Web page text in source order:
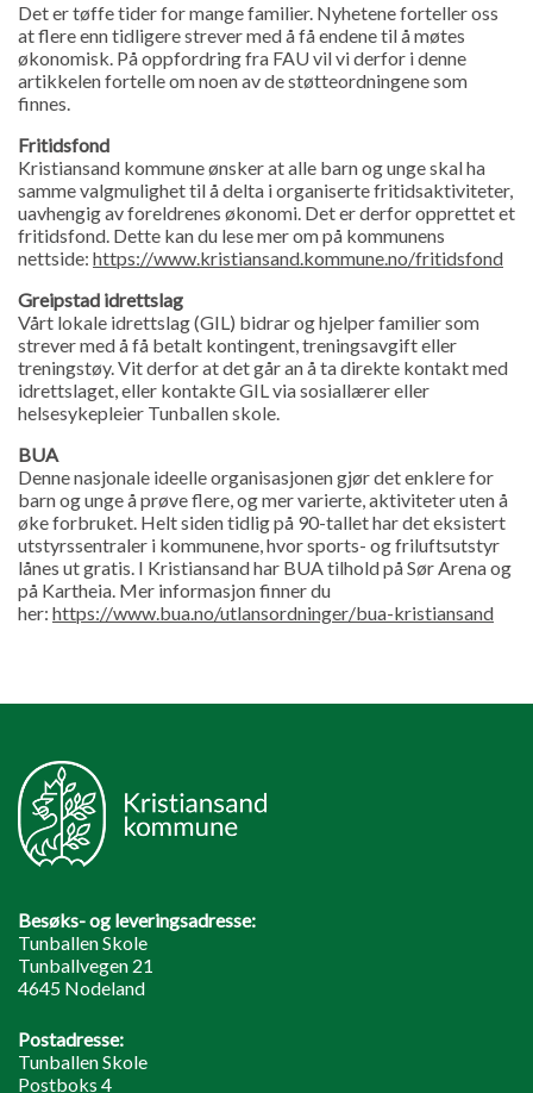
Det er tøffe tider for mange familier. Nyhetene forteller oss
at flere enn tidligere strever med å få endene til å møtes
økonomisk. På oppfordring fra FAU vil vi derfor i denne
artikkelen fortelle om noen av de støtteordningene som
finnes.
Fritidsfond
Kristiansand kommune ønsker at alle barn og unge skal ha
samme valgmulighet til å delta i organiserte fritidsaktiviteter,
uavhengig av foreldrenes økonomi. Det er derfor opprettet et
fritidsfond. Dette kan du lese mer om på kommunens
nettside: https://www.kristiansand.kommune.no/fritidsfond
Greipstad idrettslag
Vårt lokale idrettslag (GIL) bidrar og hjelper familier som
strever med å få betalt kontingent, treningsavgift eller
treningstøy. Vit derfor at det går an å ta direkte kontakt med
idrettslaget, eller kontakte GIL via sosiallærer eller
helsesykepleier Tunballen skole.
BUA
Denne nasjonale ideelle organisasjonen gjør det enklere for
barn og unge å prøve flere, og mer varierte, aktiviteter uten å
øke forbruket. Helt siden tidlig på 90-tallet har det eksistert
utstyrssentraler i kommunene, hvor sports- og friluftsutstyr
lånes ut gratis. I Kristiansand har BUA tilhold på Sør Arena og
på Kartheia. Mer informasjon finner du
her: https://www.bua.no/utlansordninger/bua-kristiansand
Besøks- og leveringsadresse:
Tunballen Skole
Tunballvegen 21
4645 Nodeland
Postadresse:
Tunballen Skole
Postboks 4